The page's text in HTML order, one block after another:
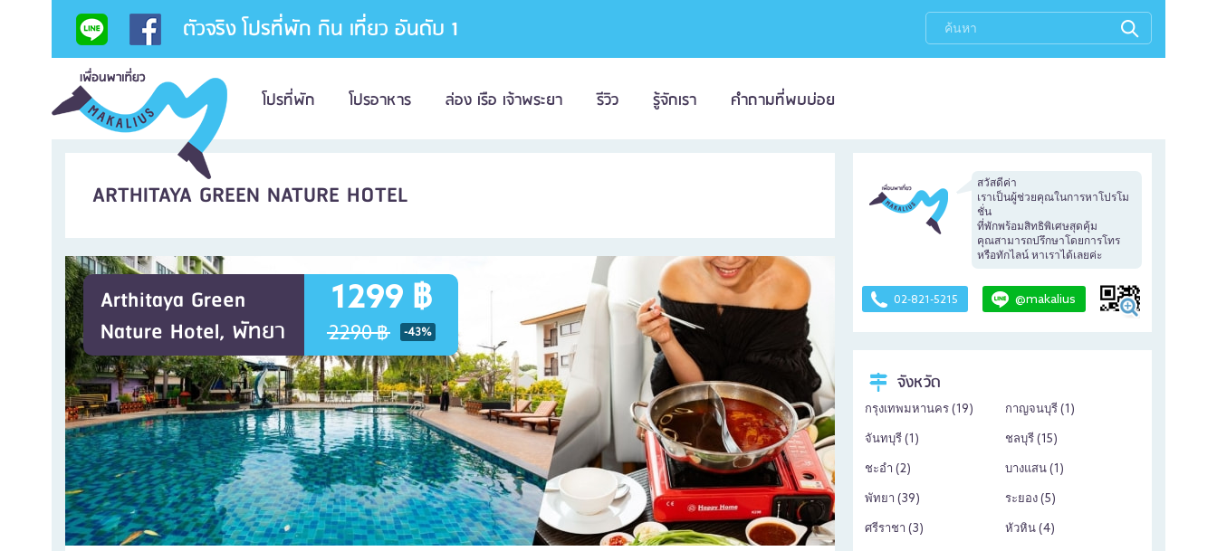
ตัวจริง โปรที่พัก กิน เที่ยว อันดับ 1
โปรที่พัก โปรอาหาร ล่อง เรือ เจ้าพระยา รีวิว รู้จักเรา คำถามที่พบบ่อย
ARTHITAYA GREEN NATURE HOTEL
Arthitaya Green
Nature Hotel, พัทยา
1299 ฿
2290 ฿ -43%
สวัสดีค่า
เราเป็นผู้ช่วยคุณในการหาโปรโม
ชั่น
ที่พักพร้อมสิทธิพิเศษสุดคุ้ม
คุณสามารถปรึกษาโดยการโทร
หรือทักไลน์ หาเราได้เลยค่ะ
02-821-5215 @makalius
จังหวัด
กรุงเทพมหานคร (19) กาญจนบุรี (1 )
จันทบุรี (1 ) ชลบุรี (15)
ชะอำ (2) บางแสน (1 )
พัทยา (39) ระยอง (5)
ศรีราชา (3) หัวหิน (4)